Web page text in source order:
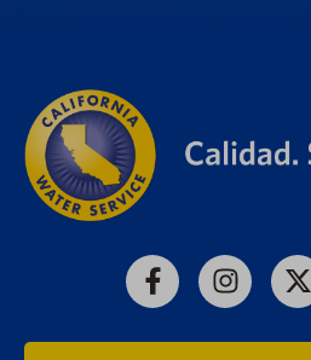
FacebookInstagram
X